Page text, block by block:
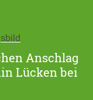
Anschlag
Lücken bei